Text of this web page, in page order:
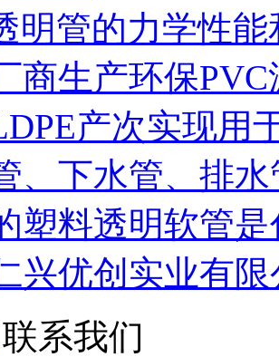
明管的力学性
商生产环保
产次实现用
、下水管、排水
塑料透明软管
兴优创实业有
联系我们